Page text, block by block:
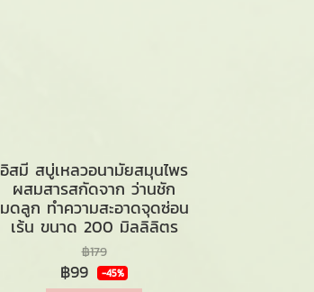
อิสมี สบู่เหลวอนามัยสมุนไพร
ผสมสารสกัดจาก ว่านชัก
มดลูก ทำความสะอาดจุดซ่อน
เร้น ขนาด 200 มิลลิลิตร
฿179
฿99 -45%